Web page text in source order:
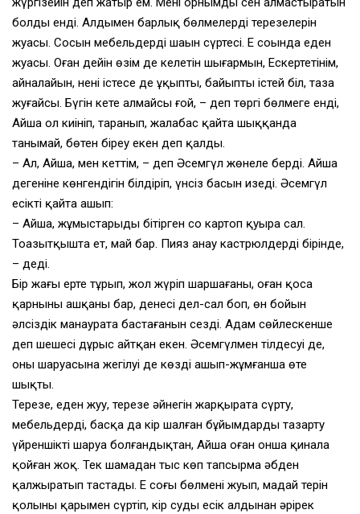
болдың енді. Алдымен барлық бөлмелердің терезелерін
жуасың. Сосын мебельдердің шаңын сүртесің. Ең соңында еден
жуасың. Оған дейін өзім де келетін шығармын, Ескертетінім,
айналайын, нені істесең де ұқыпты, байыпты істей біл, таза
жуғайсың. Бүгін кете алмайсың ғой, – деп төргі бөлмеге енді,
Айша ол киініп, таранып, жалаңбас қайта шыққанда
танымай, бөтен біреу екен деп қалды.
– Ал, Айша, мен кеттім, – деп Әсемгүл жөнеле берді. Айша
дегеніне көнгендігін білдіріп, үнсіз басын изеді. Әсемгүл
есікті қайта ашып:
– Айша, жұмыстарыңды бітірген соң картоп қуыра сал.
Тоңазытқышта ет, май бар. Пияз анау кастрюлдердің бірінде,
– деді.
Бір жағы ерте тұрып, жол жүріп шаршағаны, оған қоса
қарнының ашқаны бар, денесі дел-сал боп, өн бойын
әлсіздік манаурата бастағанын сезді. Адам сөйлескенше
деп шешесі дұрыс айтқан екен. Әсемгүлмен тілдесуі де,
оның шаруасына жегілуі де көзді ашып-жұмғанша өте
шықты.
Терезе, еден жуу, терезе әйнегін жарқырата сүрту,
мебельдерді, басқа да кір шалған бұйымдарды тазарту
үйреншікті шаруа болғандықтан, Айша оған онша қинала
қойған жоқ. Тек шамадан тыс көп тапсырма әбден
қалжыратып тастады. Ең соңғы бөлмені жуып, маңдай терін
қолының қарымен сүртіп, кір суды есік алдынан әрірек